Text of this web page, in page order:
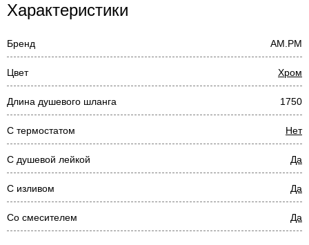
Характеристики
Бренд AM.PM
Цвет Хром
Длина душевого шланга 1750
С термостатом Нет
С душевой лейкой Да
С изливом Да
Со смесителем Да